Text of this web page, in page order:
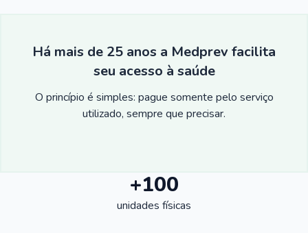
Há mais de 25 anos a Medprev facilita
seu acesso à saúde
O princípio é simples: pague somente pelo serviço
utilizado, sempre que precisar.
+100
unidades físicas